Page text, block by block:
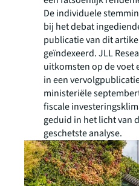
De individuele
bij het debat
publicatie van dit
geïndexeerd. JLL
uitkomsten op de voet
in een
ministeriële
fiscale
geduid in het licht van
geschetste analyse.